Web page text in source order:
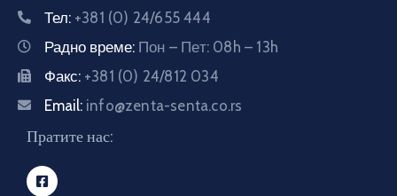
Тел: +381 (0) 24/655 444
Радно време: Пон – Пет: 08h – 13h
Факс: +381 (0) 24/812 034
Email: info@zenta-senta.co.rs
Пратите нас: